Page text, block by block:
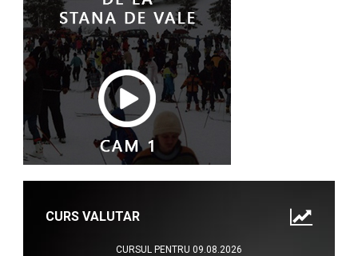
CURS VALUTAR
CURSUL PENTRU 09.08.2026